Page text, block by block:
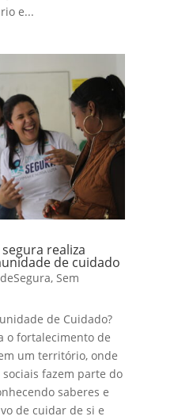
e...
realiza
de cuidado
,Sem
de Cuidado?
o fortalecimento de
um território, onde
fazem parte do
saberes e
de cuidar de si e